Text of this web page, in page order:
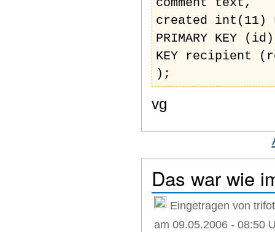
created int(11)
PRIMARY KEY
KEY recipient
);
vg
Das war wie
Eingetragen von
am 09.05.2006 - 08:50